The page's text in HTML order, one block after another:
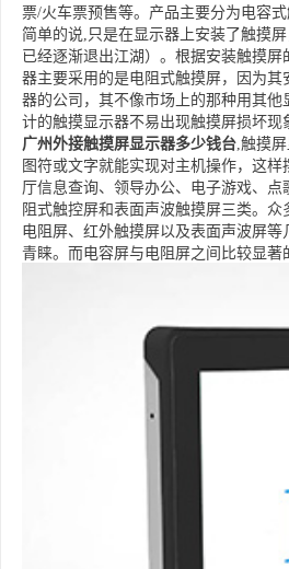
票/火车票预售等。产品主要分为电容
简单的说,只是在显示器上安装了触摸
已经逐渐退出江湖）。根据安装触摸
器主要采用的是电阻式触摸屏，因为
器的公司，其不像市场上的那种用其
计的触摸显示器不易出现触摸屏损坏现
广州外接触摸屏显示器多少钱台,触摸屏
图符或文字就能实现对主机操作，这
厅信息查询、领导办公、电子游戏、
阻式触控屏和表面声波触摸屏三类。
电阻屏、红外触摸屏以及表面声波屏
青睐。而电容屏与电阻屏之间比较显